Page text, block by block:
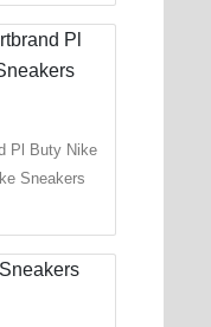
Pl Buty Nike
Sneakers